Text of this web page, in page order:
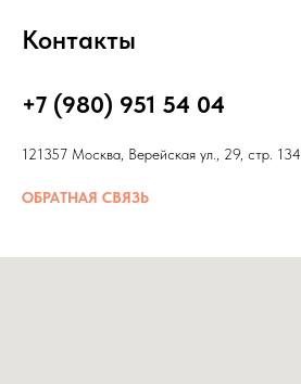
Контакты
+7 (980) 951 54 04
121357 Москва, Верейская ул., 29, стр. 134
ОБРАТНАЯ СВЯЗЬ